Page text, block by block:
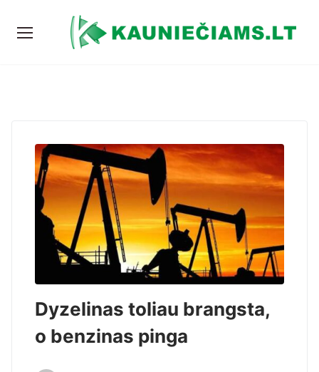
Dyzelinas toliau brangsta,
o benzinas pinga